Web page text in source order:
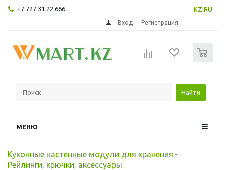
+7 727 31 22 666 KZ RU
Вход Регистрация
Найти
МЕНЮ
Кухонные настенные модули для хранения -
Рейлинги, крючки, аксессуары